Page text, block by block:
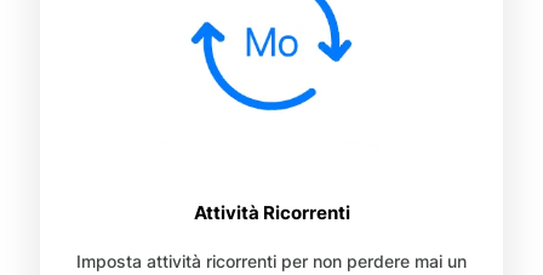
Attività Ricorrenti
Imposta attività ricorrenti per non perdere mai un